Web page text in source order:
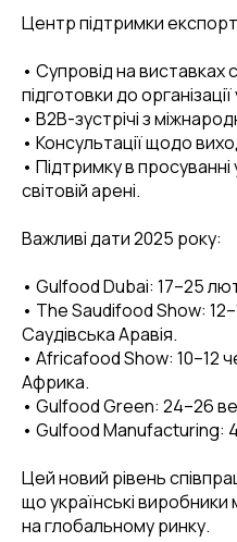
Центр підтримки
• Супровід на виставках
підготовки до організації
• B2B-зустрічі з
• Консультації щодо
• Підтримку в просуванні
світовій арені.
Важливі дати 2025 року:
• Gulfood Dubai: 17–25
• The Saudifood Show:
Саудівська Аравія.
• Africafood Show: 10–12
Африка.
• Gulfood Green: 24–26
• Gulfood Manufacturing:
Цей новий рівень
що українські виробники
на глобальному ринку.